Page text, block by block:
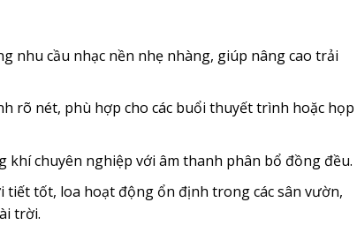
nhu cầu nhạc nền nhẹ nhàng, giúp nâng cao trải
rõ nét, phù hợp cho các buổi thuyết trình hoặc họp
khí chuyên nghiệp với âm thanh phân bổ đồng đều.
tiết tốt, loa hoạt động ổn định trong các sân vườn,
trời.